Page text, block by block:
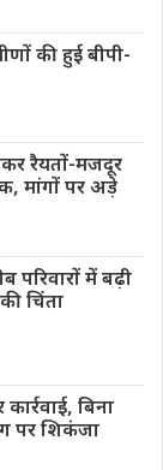
की हुई बीपी-
रैयतों-मजदूर
मांगों पर अड़े
परिवारों में बढ़ी
चिंता
बिना
पर शिकंजा